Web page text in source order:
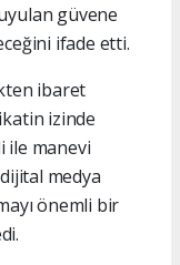
güvene
ifade etti.
ibaret
izinde
ile manevi
medya
önemli bir